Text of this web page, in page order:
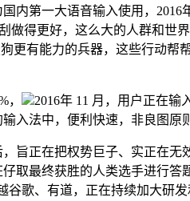
第一大语音输入使用，2016
得更好，这么大的人群和世
更有能力的兵器，这些行动
2016年 11 月，用户正在
入法中，便利快速，非良图原
正在把权势巨子、实正在无
取最终获胜的人类选手进行
歌、有道，正在持续加大研